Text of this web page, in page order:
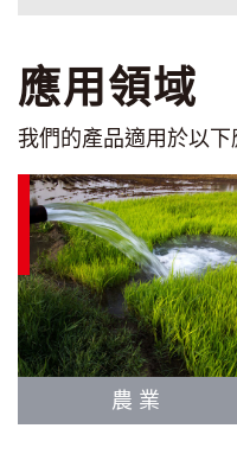
應用領域
我們的產品適用於以
農業